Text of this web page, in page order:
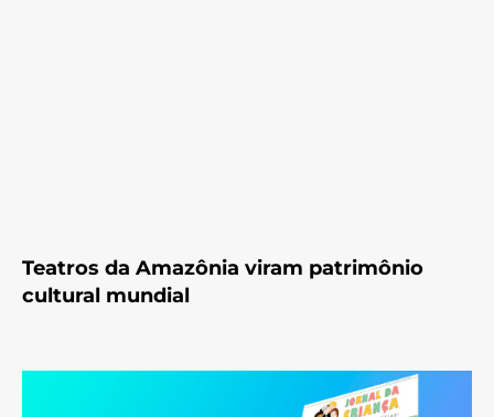
Teatros da Amazônia viram patrimônio
cultural mundial